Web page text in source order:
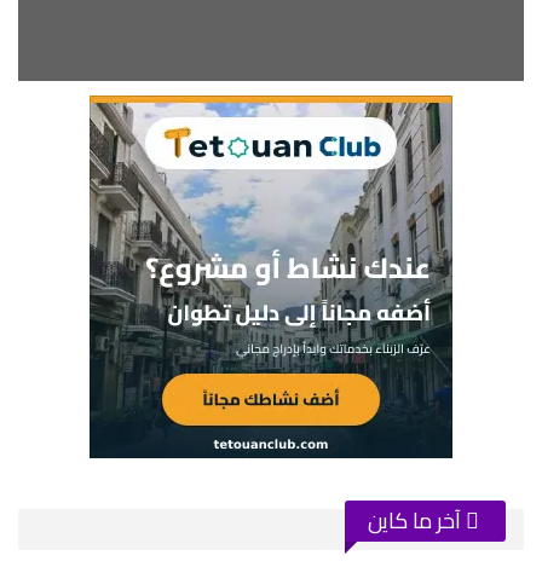
آخر ما كاين